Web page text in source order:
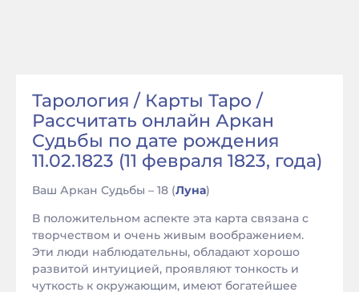
Тарология / Карты Таро /
Рассчитать онлайн Аркан
Судьбы по дате рождения
11.02.1823 (11 февраля 1823, года)
Ваш Аркан Судьбы – 18 (Луна)
В положительном аспекте эта карта связана с
творчеством и очень живым воображением.
Эти люди наблюдательны, обладают хорошо
развитой интуицией, проявляют тонкость и
чуткость к окружающим, имеют богатейшее